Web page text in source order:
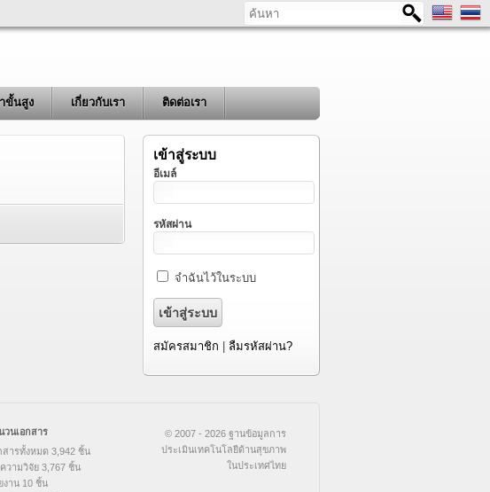
ค้นหา
ขั้นสูง เกี่ยวกับเรา ติดต่อเรา
เข้าสู่ระบบ
อีเมล์
รหัสผ่าน
จำฉันไว้ในระบบ
สมัครสมาชิก ลืมรหัสผ่าน?
วนเอกสาร
สารทั้งหมด 3,942 ชิ้น
วามวิจัย 3,767 ชิ้น
งาน 10 ชิ้น
© 2007 - 2026 ฐานข้อมูลการ
ประเมินเทคโนโลยีด้านสุขภาพ
ในประเทศไทย